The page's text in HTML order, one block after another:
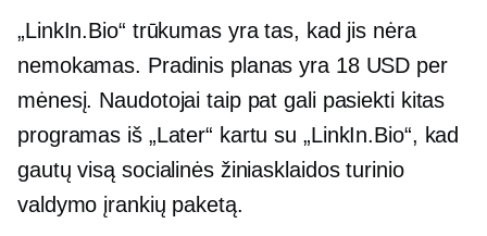
„LinkIn.Bio“ trūkumas yra tas, kad jis nėra
nemokamas. Pradinis planas yra 18 USD per
mėnesį. Naudotojai taip pat gali pasiekti kitas
programas iš „Later“ kartu su „LinkIn.Bio“, kad
gautų visą socialinės žiniasklaidos turinio
valdymo įrankių paketą.